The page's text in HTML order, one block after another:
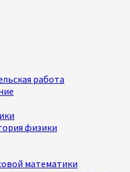
работа
физики
математики